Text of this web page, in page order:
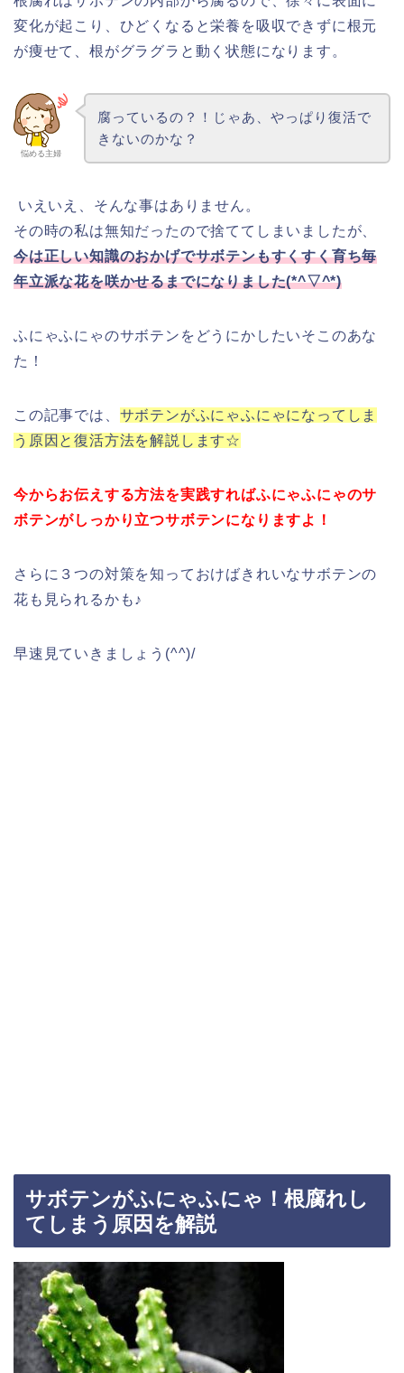
変化が起こり、ひどくなると栄養を吸収できずに根元
が痩せて、根がグラグラと動く状態になります。
悩める主婦
腐っているの？！じゃあ、やっぱり復活で
きないのかな？
いえいえ、そんな事はありません。
その時の私は無知だったので捨ててしまいましたが、
今は正しい知識のおかげでサボテンもすくすく育ち毎
年立派な花を咲かせるまでになりました(*^▽^*)
ふにゃふにゃのサボテンをどうにかしたいそこのあな
た！
この記事では、 サボテンがふにゃふにゃになってしま
う原因と復活方法を解説します☆
今からお伝えする方法を実践すればふにゃふにゃのサ
ボテンがしっかり立つサボテンになりますよ！
さらに３つの対策を知っておけばきれいなサボテンの
花も見られるかも♪
早速見ていきましょう(^^)/
サボテンがふにゃふにゃ！根腐れし
てしまう原因を解説